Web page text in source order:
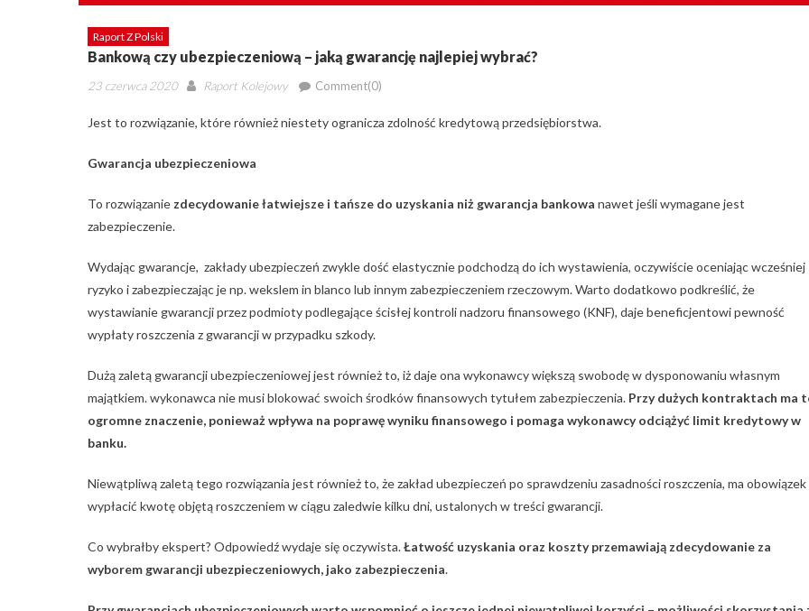
Raport Z Polski
Bankową czy ubezpieczeniową – jaką gwarancję najlepiej wybrać?
Posted
23 czerwca 2020 Author
Raport Kolejowy Comment(0)
Jest to rozwiązanie, które również niestety ogranicza zdolność kredytową przedsiębiorstwa.
Gwarancja ubezpieczeniowa
To rozwiązanie zdecydowanie łatwiejsze i tańsze do uzyskania niż gwarancja bankowa nawet jeśli wymagane jest
zabezpieczenie.
Wydając gwarancje, zakłady ubezpieczeń zwykle dość elastycznie podchodzą do ich wystawienia, oczywiście oceniając wcześniej
ryzyko i zabezpieczając je np. wekslem in blanco lub innym zabezpieczeniem rzeczowym. Warto dodatkowo podkreślić, że
wystawianie gwarancji przez podmioty podlegające ścisłej kontroli nadzoru finansowego (KNF), daje beneficjentowi pewność
wypłaty roszczenia z gwarancji w przypadku szkody.
Dużą zaletą gwarancji ubezpieczeniowej jest również to, iż daje ona wykonawcy większą swobodę w dysponowaniu własnym
majątkiem. wykonawca nie musi blokować swoich środków finansowych tytułem zabezpieczenia. Przy dużych kontraktach ma
ogromne znaczenie, ponieważ wpływa na poprawę wyniku finansowego i pomaga wykonawcy odciążyć limit kredytowy w
banku.
Niewątpliwą zaletą tego rozwiązania jest również to, że zakład ubezpieczeń po sprawdzeniu zasadności roszczenia, ma obowiązek
wypłacić kwotę objętą roszczeniem w ciągu zaledwie kilku dni, ustalonych w treści gwarancji.
Co wybrałby ekspert? Odpowiedź wydaje się oczywista.Łatwość uzyskania oraz koszty przemawiają zdecydowanie za
wyborem gwarancji ubezpieczeniowych, jako zabezpieczenia.